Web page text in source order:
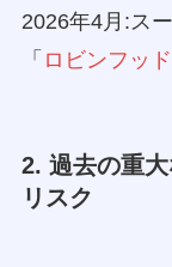
2026年4月:ス
「 ロビンフッド
2. 過去の重
リスク